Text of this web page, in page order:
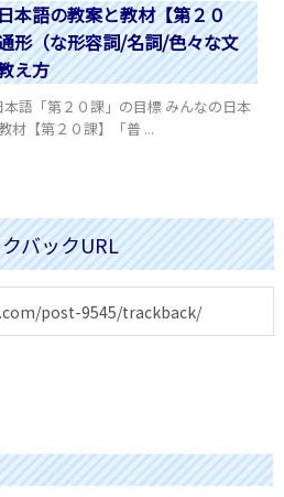
本語の教案と教材【第２０
形（な形容詞/名詞/色々な文
え方
本語「第２０課」の目標 みんなの日本
材【第２０課】「普 ...
バックURL